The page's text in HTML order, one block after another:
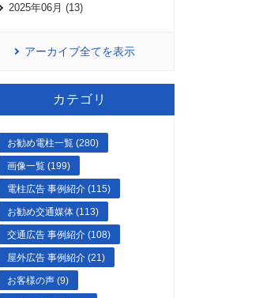
2025年06月 (13)
アーカイブ全てを表示
カテゴリ
お勧め電柱一覧 (280)
画像一覧 (199)
電柱広告 事例紹介 (115)
お勧め交通媒体 (113)
交通広告 事例紹介 (108)
屋外広告 事例紹介 (21)
お客様の声 (9)